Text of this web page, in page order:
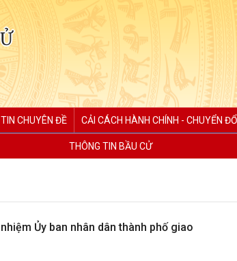
CHUYÊN ĐỀ CẢI CÁCH HÀNH CHÍNH - CHUYỂN
THÔNG TIN BẦU CỬ
Ủy ban nhân dân thành phố giao